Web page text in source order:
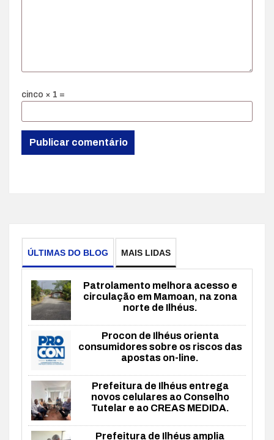
cinco × 1 =
ÚLTIMAS DO BLOG MAIS LIDAS
Patrolamento melhora acesso e
circulação em Mamoan, na zona
norte de Ilhéus.
Procon de Ilhéus orienta
consumidores sobre os riscos das
apostas on-line.
Prefeitura de Ilhéus entrega
novos celulares ao Conselho
Tutelar e ao CREAS MEDIDA.
Prefeitura de Ilhéus amplia